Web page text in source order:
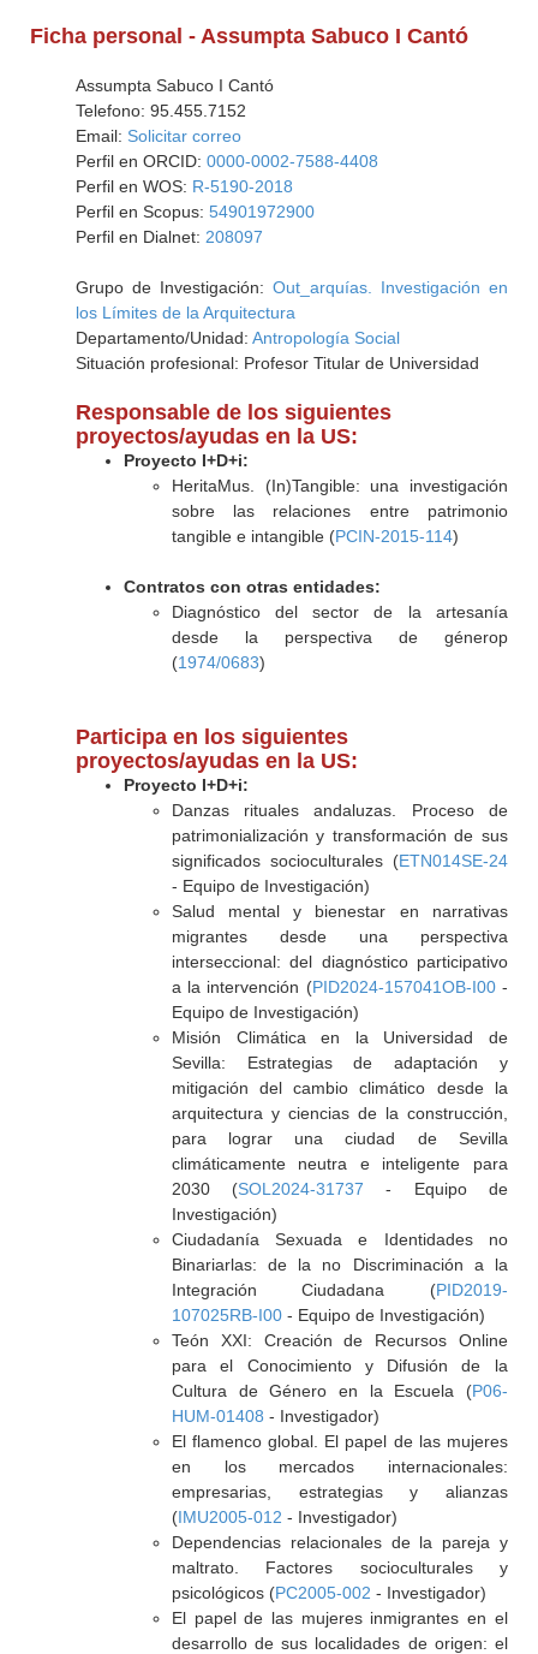
Ficha personal - Assumpta Sabuco I Cantó
Assumpta Sabuco I Cantó
Telefono: 95.455.7152
Email: Solicitar correo
Perfil en ORCID: 0000-0002-7588-4408
Perfil en WOS: R-5190-2018
Perfil en Scopus: 54901972900
Perfil en Dialnet: 208097
Grupo de Investigación: Out_arquías. Investigación en
los Límites de la Arquitectura
Departamento/Unidad: Antropología Social
Situación profesional: Profesor Titular de Universidad
Responsable de los siguientes
proyectos/ayudas en la US:
Proyecto I+D+i:
HeritaMus. (In)Tangible: una investigación
sobre las relaciones entre patrimonio
tangible e intangible (PCIN-2015-114)
Contratos con otras entidades:
Diagnóstico del sector de la artesanía
desde la perspectiva de génerop
(1974/0683)
Participa en los siguientes
proyectos/ayudas en la US:
Proyecto I+D+i:
Danzas rituales andaluzas. Proceso de
patrimonialización y transformación de sus
significados socioculturales (ETN014SE-24
- Equipo de Investigación)
Salud mental y bienestar en narrativas
migrantes desde una perspectiva
interseccional: del diagnóstico participativo
a la intervención (PID2024-157041OB-I00-
Equipo de Investigación)
Misión Climática en la Universidad de
Sevilla: Estrategias de adaptación y
mitigación del cambio climático desde la
arquitectura y ciencias de la construcción,
para lograr una ciudad de Sevilla
climáticamente neutra e inteligente para
2030 (SOL2024-31737 - Equipo de
Investigación)
Ciudadanía Sexuada e Identidades no
Binariarlas: de la no Discriminación a la
Integración Ciudadana (PID2019-
107025RB-I00- Equipo de Investigación)
Teón XXI: Creación de Recursos Online
para el Conocimiento y Difusión de la
Cultura de Género en la Escuela (P06-
HUM-01408 - Investigador)
El flamenco global. El papel de las mujeres
en los mercados internacionales:
empresarias, estrategias y alianzas
(IMU2005-012 - Investigador)
Dependencias relacionales de la pareja y
maltrato. Factores socioculturales y
psicológicos (PC2005-002 - Investigador)
El papel de las mujeres inmigrantes en el
desarrollo de sus localidades de origen: el